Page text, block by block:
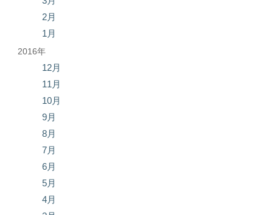
2月
1月
2016年
12月
11月
10月
9月
8月
7月
6月
5月
4月